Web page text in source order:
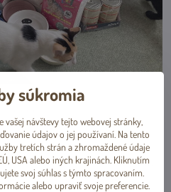
súkromia
vašej návštevy tejto webovej stránky,
údajov o jej používaní. Na tento
tretích strán a zhromaždené údaje
USA alebo iných krajinách. Kliknutím
svoj súhlas s týmto spracovaním.
alebo upraviť svoje preferencie.